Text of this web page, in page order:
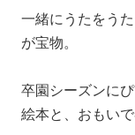
一緒にうたをう
が宝物。
卒園シーズンに
絵本と、おもい